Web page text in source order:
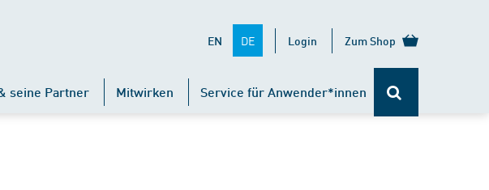
EN DE Login Zum Shop
seine Partner Mitwirken Service für Anwender*innen